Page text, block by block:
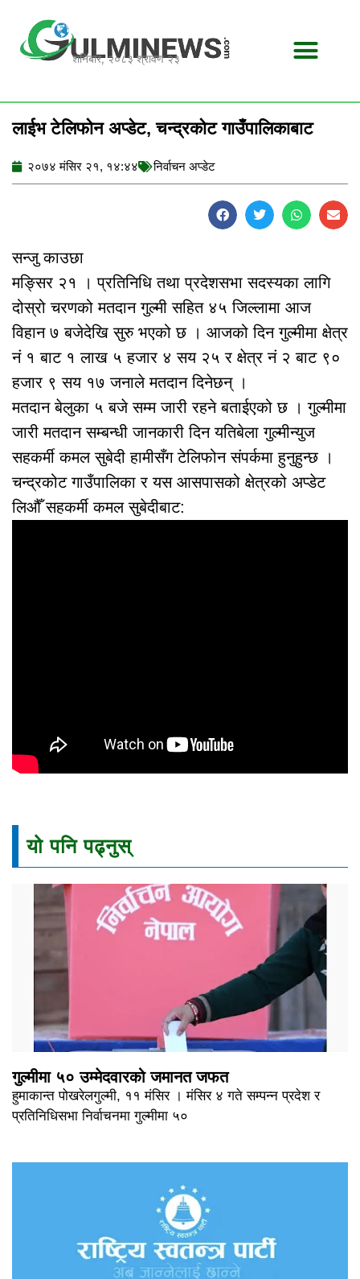
content
शनिबार, २०८३ श्रावण २३
लाईभ टेलिफोन अप्डेट, चन्द्रकोट गाउँपालिकाबाट
२०७४ मंसिर २१, १४:४४ निर्वाचन अप्डेट
सन्जु काउछा
मङ्सिर २१ । प्रतिनिधि तथा प्रदेशसभा सदस्यका लागि
दोस्रो चरणको मतदान गुल्मी सहित ४५ जिल्लामा आज
विहान ७ बजेदेखि सुरु भएको छ । आजको दिन गुल्मीमा क्षेत्र
नं १ बाट १ लाख ५ हजार ४ सय २५ र क्षेत्र नं २ बाट ९०
हजार ९ सय १७ जनाले मतदान दिनेछन् ।
मतदान बेलुका ५ बजे सम्म जारी रहने बताईएको छ । गुल्मीमा
जारी मतदान सम्बन्धी जानकारी दिन यतिबेला गुल्मीन्युज
सहकर्मी कमल सुबेदी हामीसँग टेलिफोन संपर्कमा हुनुहुन्छ ।
चन्द्रकोट गाउँपालिका र यस आसपासको क्षेत्रको अप्डेट
लिऔँ सहकर्मी कमल सुबेदीबाट:
यो पनि पढ्नुस्
गुल्मीमा ५० उम्मेदवारको जमानत जफत
हुमाकान्त पोखरेलगुल्मी, ११ मंसिर । मंसिर ४ गते सम्पन्न प्रदेश र
प्रतिनिधिसभा निर्वाचनमा गुल्मीमा ५०